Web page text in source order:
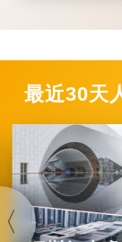
最近30天